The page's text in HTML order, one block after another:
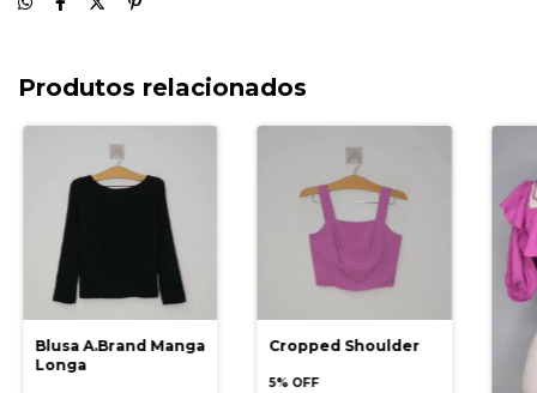
Produtos relacionados
Blusa A.Brand Manga
Longa
Cropped Shoulder
5% OFF